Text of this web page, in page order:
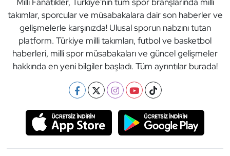
takımlar, sporcular ve müsabakalara dair son haberler ve
gelişmelerle karşınızda! Ulusal sporun nabzını tutan
platform. Türkiye milli takımları, futbol ve basketbol
haberleri, milli spor müsabakaları ve güncel gelişmeler
hakkında en yeni bilgiler başladı. Tüm ayrıntılar burada!